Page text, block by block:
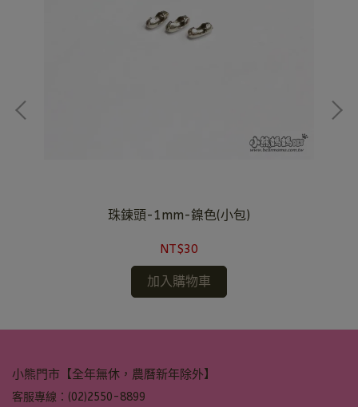
珠鍊頭-1mm-鎳色(小包)
NT$30
加入購物車
小熊門市【全年無休，農曆新年除外】
客服專線：(02)2550-8899